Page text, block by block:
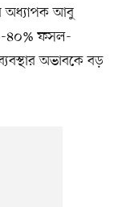
অধ্যাপক আবু
৪০% ফসল-
অভাবকে বড়